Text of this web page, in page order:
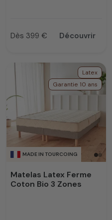
Prix
Dès 399 € Découvrir
MADE IN TOURCOING
Latex
Garantie 10 ans
Matelas Latex Ferme
Coton Bio 3 Zones